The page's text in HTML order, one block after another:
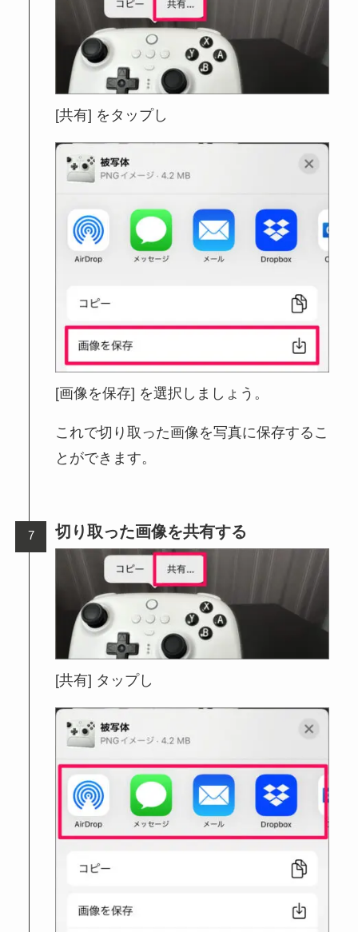
[共有] をタップし
[画像を保存] を選択しましょう。
これで切り取った画像を写真に保存するこ
とができます。
切り取った画像を共有する
[共有] タップし